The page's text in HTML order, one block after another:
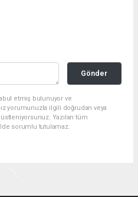
Gönder
etmiş bulunuyor ve
yorumunuzla ilgili doğrudan veya
Yazılan tüm
sorumlu tutulamaz.